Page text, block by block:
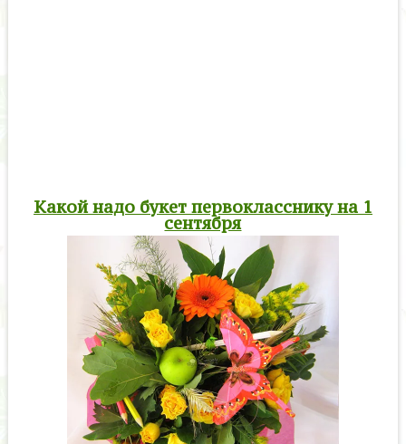
Какой надо букет первокласснику на 1
сентября